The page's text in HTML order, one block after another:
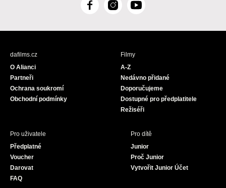
F
c
I
s
Y
u
dafilms.cz
O Alianci
Partneři
Ochrana soukromí
Obchodní podmínky
Filmy
A-Z
Nedávno přidané
Doporučujeme
Dostupné pro předplatitele
Režiséři
Pro uživatele
Předplatné
Voucher
Darovat
FAQ
Pro dítě
Junior
Proč Junior
Vytvořit Junior Účet